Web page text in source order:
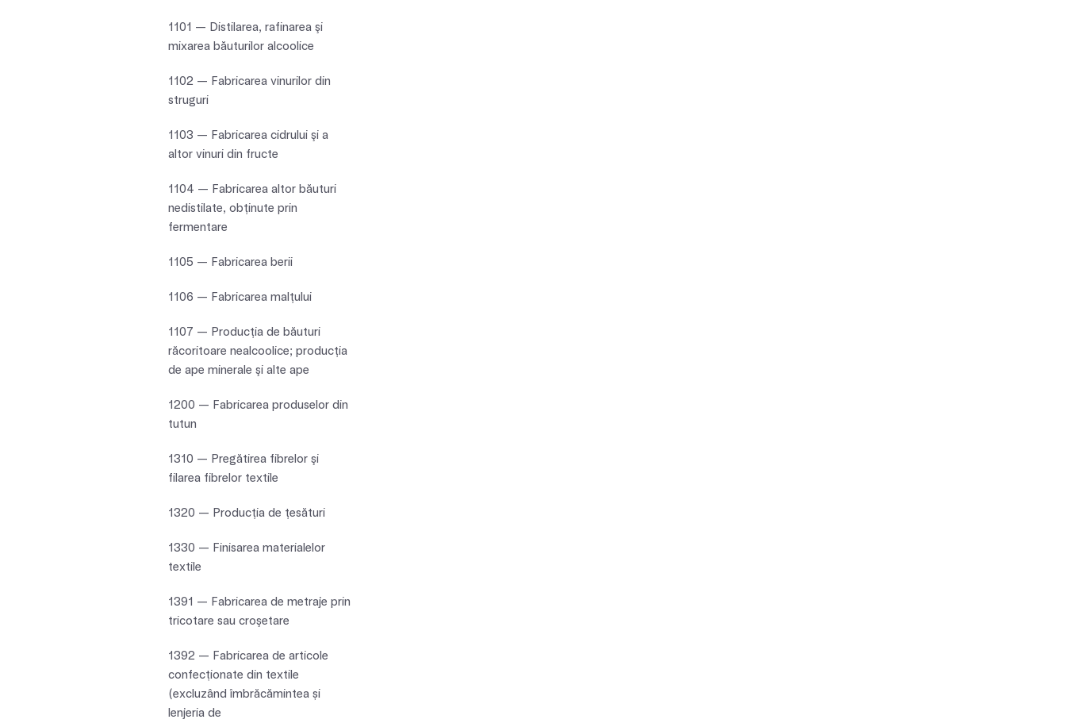
1101 — Distilarea, rafinarea şi
mixarea băuturilor alcoolice
1102 — Fabricarea vinurilor din
struguri
1103 — Fabricarea cidrului şi a
altor vinuri din fructe
1104 — Fabricarea altor băuturi
nedistilate, obţinute prin
fermentare
1105 — Fabricarea berii
1106 — Fabricarea malţului
1107 — Producţia de băuturi
răcoritoare nealcoolice; producţia
de ape minerale şi alte ape
1200 — Fabricarea produselor din
tutun
1310 — Pregătirea fibrelor şi
filarea fibrelor textile
1320 — Producţia de ţesături
1330 — Finisarea materialelor
textile
1391 — Fabricarea de metraje prin
tricotare sau croşetare
1392 — Fabricarea de articole
confecționate din textile
(excluzând îmbrăcămintea și
lenjeria de